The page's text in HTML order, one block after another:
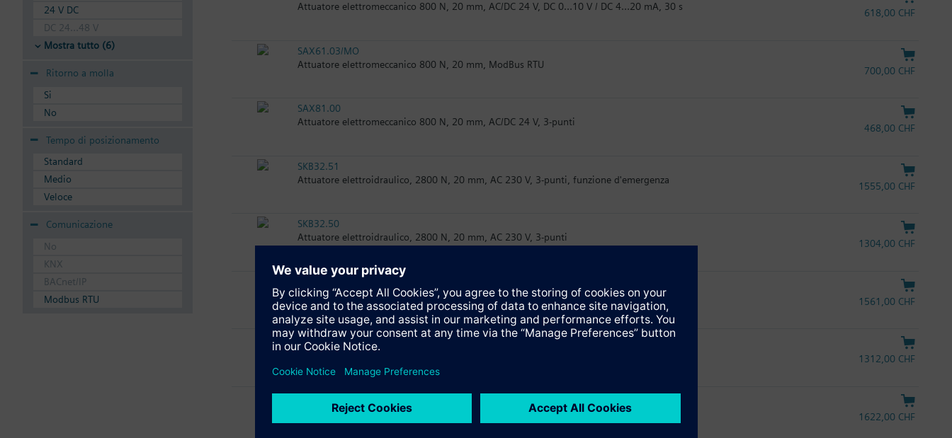
24 V DC
DC 24...48 V
Mostra tutto (6)
Ritorno a molla
Si
No
Tempo di posizionamento
Standard
Medio
Veloce
Comunicazione
No
KNX
BACnet/IP
Modbus RTU
Attuatore elettromeccanico 800 N, 20 mm, AC/DC 24 V, DC 0…10 V / DC 4…20 mA, 30 s
618,00 CHF
SAX61.03/MO
Attuatore elettromeccanico 800 N, 20 mm, ModBus RTU
700,00 CHF
SAX81.00
Attuatore elettromeccanico 800 N, 20 mm, AC/DC 24 V, 3-punti
468,00 CHF
SKB32.51
Attuatore elettroidraulico, 2800 N, 20 mm, AC 230 V, 3-punti, funzione d'emergenza
1555,00 CHF
SKB32.50
Attuatore elettroidraulico, 2800 N, 20 mm, AC 230 V, 3-punti
1304,00 CHF
Attuatore elettroidraulico, 2800 N, 20 mm, AC 24 V, 3-punti, funzione d'emergenza
1561,00 CHF
SKB82.50
Attuatore elettroidraulico, 2800 N, 20 mm, AC 24 V, 3-punti
1312,00 CHF
SKB62/MO
Attuatore elettroidraulico, 2800 N, 20 mm, ModBus RTU
1622,00 CHF